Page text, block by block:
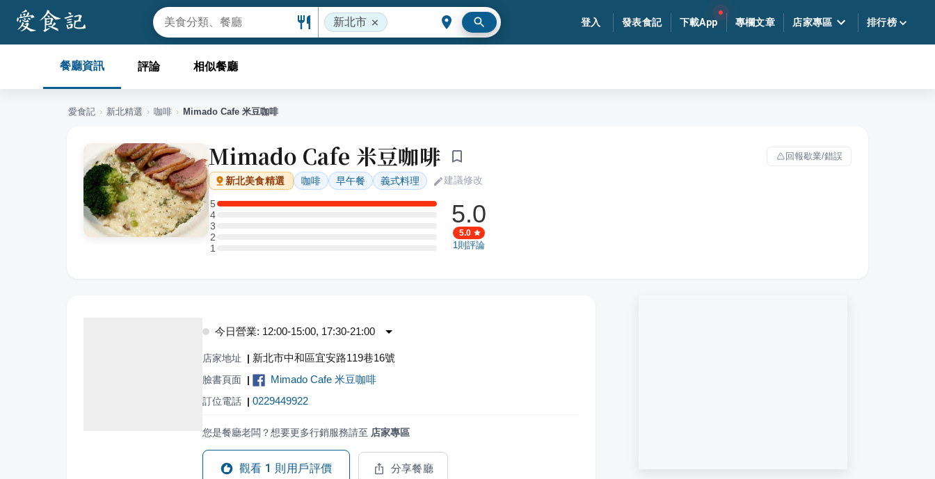
新北市 登入 發表食記 下載App 專欄文章 店家專區 排行榜
餐廳資訊 評論 相似餐廳
愛食記 › 新北精選 › 咖啡 › Mimado Cafe 米豆咖啡
Mimado Cafe 米豆咖啡 回報歇業/錯誤
新北美食精選 咖啡 早午餐 義式料理 建議修改
5
5 星：1 則評論
4
4 星：0 則評論
3
3 星：0 則評論
2
2 星：0 則評論
11 星：0 則評論
5.0
5.0
1則評論
今日營業: 12:00-15:00, 17:30-21:00
店家地址 | 新北市中和區宜安路119巷16號
臉書頁面 | Mimado Cafe 米豆咖啡
訂位電話 | 0229449922
您是餐廳老闆？想要更多行銷服務請至 店家專區
觀看 1 則用戶評價 分享餐廳